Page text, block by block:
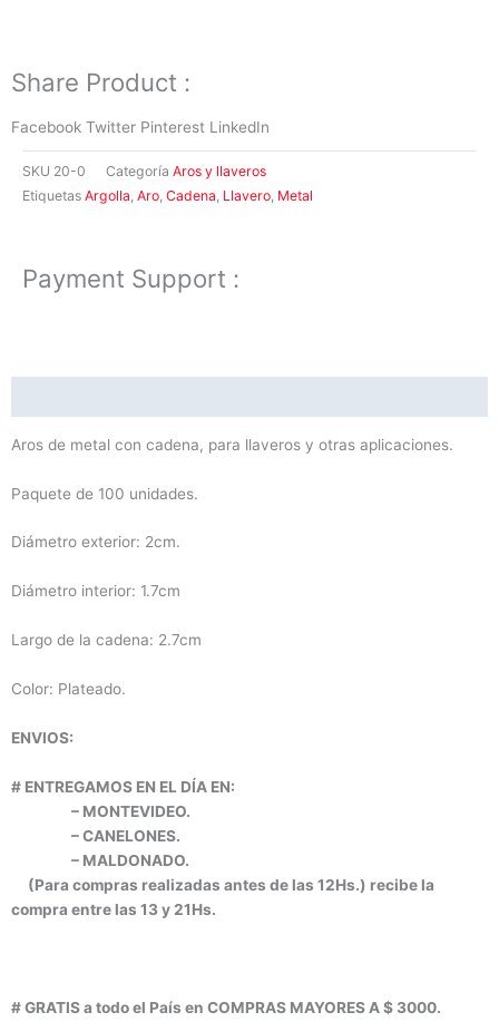
Share Product :
Facebook Twitter Pinterest LinkedIn
SKU 20-0 Categoría Aros y llaveros
Etiquetas Argolla Aro Cadena Llavero Metal
Payment Support :
Aros de metal con cadena, para llaveros y otras aplicaciones.
Paquete de 100 unidades.
Diámetro exterior: 2cm.
Diámetro interior: 1.7cm
Largo de la cadena: 2.7cm
Color: Plateado.
ENVIOS:
# ENTREGAMOS EN EL DÍA EN:
– MONTEVIDEO.
– CANELONES.
– MALDONADO.
(Para compras realizadas antes de las 12Hs.) recibe la
compra entre las 13 y 21Hs.
# GRATIS a todo el País en COMPRAS MAYORES A $ 3000.